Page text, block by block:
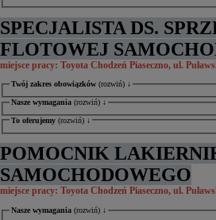
SPECJALISTA DS.
FLOTOWEJ
miejsce pracy: Toyota Chodzeń Piaseczno, ul.
Twój zakres obowiązków(rozwiń) ↓
Nasze wymagania(rozwiń) ↓
To oferujemy(rozwiń) ↓
POMOCNIK
SAMOCHODOWEGO
miejsce pracy: Toyota Chodzeń Piaseczno, ul.
Nasze wymagania(rozwiń) ↓